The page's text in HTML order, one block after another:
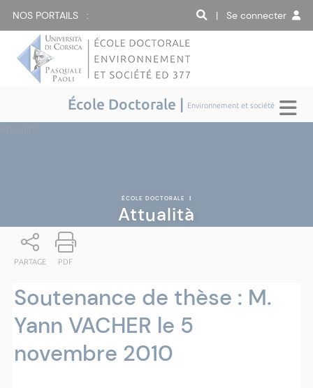
NOS PORTAILS : | Se connecter
École Doctorale | Environnement et société
ÉCOLE DOCTORALE |
Attualità
PARTAGE PDF
Soutenance de thèse : M.
Yann VACHER le 5
novembre 2010